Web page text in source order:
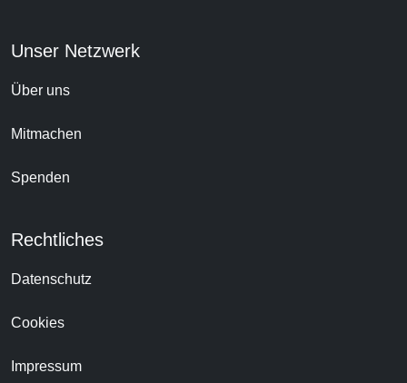
Unser Netzwerk
Über uns
Mitmachen
Spenden
Rechtliches
Datenschutz
Cookies
Impressum